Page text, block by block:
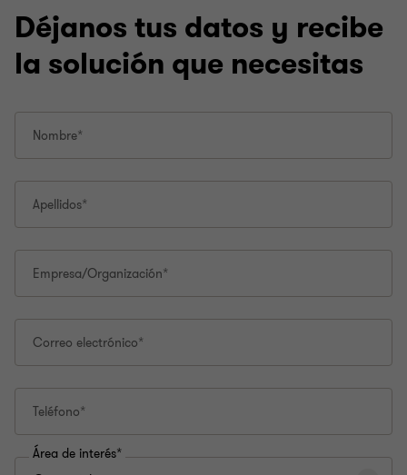
Déjanos tus datos y recibe
la solución que necesitas
Nombre*
Apellidos*
Empresa/Organización*
Correo electrónico*
Teléfono*
Área de interés*